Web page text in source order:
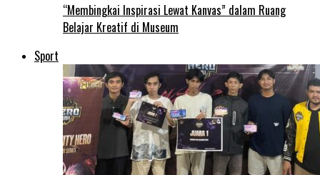
“Membingkai Inspirasi Lewat Kanvas” dalam Ruang
Belajar Kreatif di Museum
Sport